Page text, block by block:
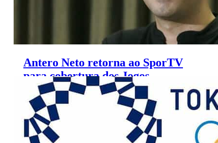
Antero Neto retorna ao SporTV
para cobertura dos Jogos
Olímpicos